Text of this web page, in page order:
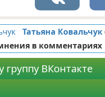
Татьяна Ковальчук
в комментариях
ВКонтакте